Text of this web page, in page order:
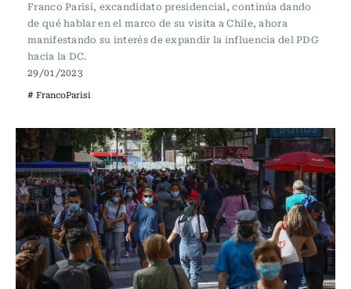
Franco Parisi, excandidato presidencial, continúa dando
de qué hablar en el marco de su visita a Chile, ahora
manifestando su interés de expandir la influencia del PDG
hacia la DC.
29/01/2023
# FrancoParisi